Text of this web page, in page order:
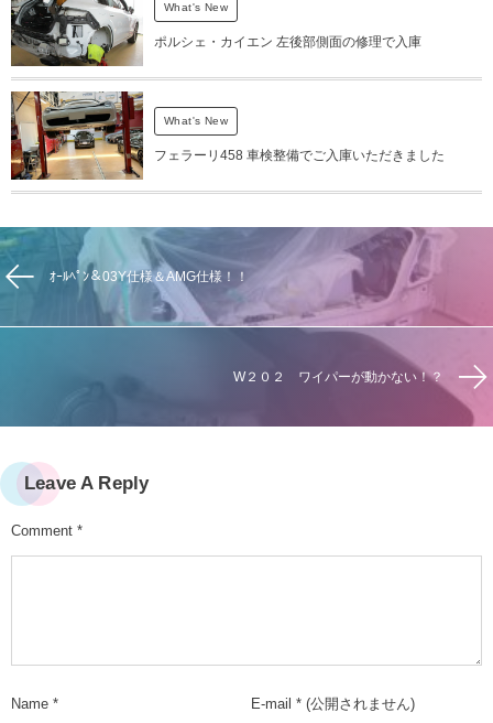
What's New
ポルシェ・カイエン 左後部側面の修理で入庫
What's New
フェラーリ458 車検整備でご入庫いただきました
ｵｰﾙﾍﾟﾝ＆03Y仕様＆AMG仕様！！
W２０２ ワイパーが動かない！？
Leave A Reply
Comment *
Name * E-mail * (公開されません)